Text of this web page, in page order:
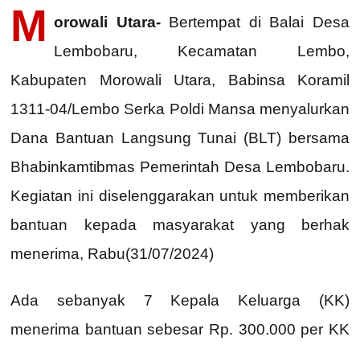
M orowali Utara-Bertempat di Balai Desa
Lembobaru, Kecamatan Lembo,
Kabupaten Morowali Utara, Babinsa Koramil
1311-04/Lembo Serka Poldi Mansa menyalurkan
Dana Bantuan Langsung Tunai (BLT) bersama
Bhabinkamtibmas Pemerintah Desa Lembobaru.
Kegiatan ini diselenggarakan untuk memberikan
bantuan kepada masyarakat yang berhak
menerima, Rabu(31/07/2024)
Ada sebanyak 7 Kepala Keluarga (KK)
menerima bantuan sebesar Rp. 300.000 per KK